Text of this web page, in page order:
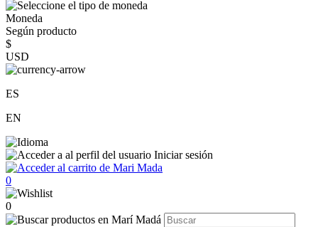
Moneda
Según producto
$
USD
ES
EN
Iniciar sesión
0
0